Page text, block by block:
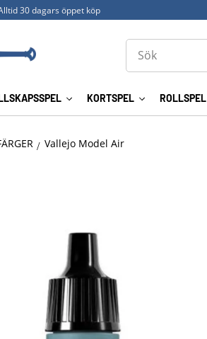
30 dagars öppet köp
KORTSPEL ROLLSPEL
Vallejo Model Air